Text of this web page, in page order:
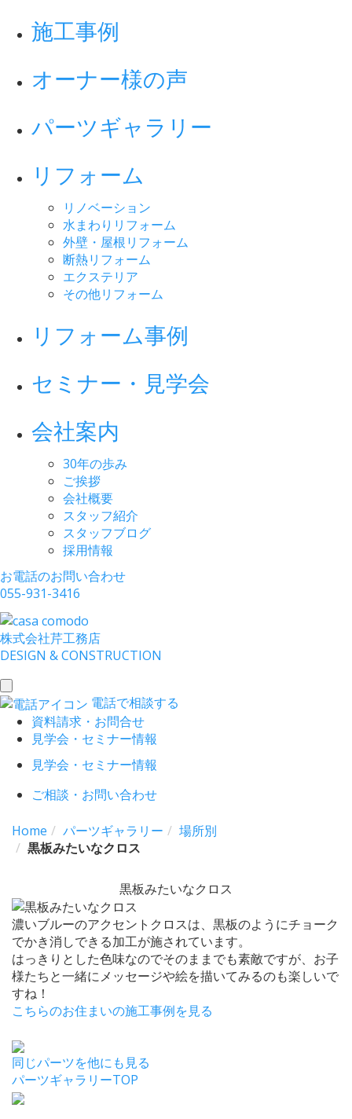
施工事例
オーナー様の声
パーツギャラリー
リフォーム
リノベーション
水まわりリフォーム
外壁・屋根リフォーム
断熱リフォーム
エクステリア
その他リフォーム
リフォーム事例
セミナー・見学会
会社案内
30年の歩み
ご挨拶
会社概要
スタッフ紹介
スタッフブログ
採用情報
お電話のお問い合わせ
055-931-3416
株式会社芹工務店
DESIGN &CONSTRUCTION
toggle
navigation
電話で相談する
資料請求・お問合せ
見学会・セミナー情報
見学会・セミナー情報
ご相談・お問い合わせ
Home パーツギャラリー
場所別
黒板みたいなクロス
黒板みたいなクロス
濃いブルーのアクセントクロスは、黒板のようにチョーク
でかき消しできる加工が施されています。
はっきりとした色味なのでそのままでも素敵ですが、お子
様たちと一緒にメッセージや絵を描いてみるのも楽しいで
すね！
こちらのお住まいの施工事例を見る
同じパーツを他にも見る
パーツギャラリーTOP